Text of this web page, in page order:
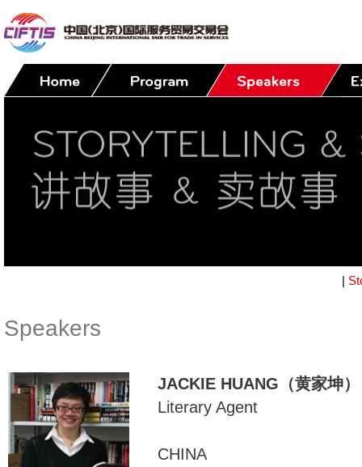
|
Speakers
JACKIE HUANG（黄家坤）
Literary Agent
CHINA